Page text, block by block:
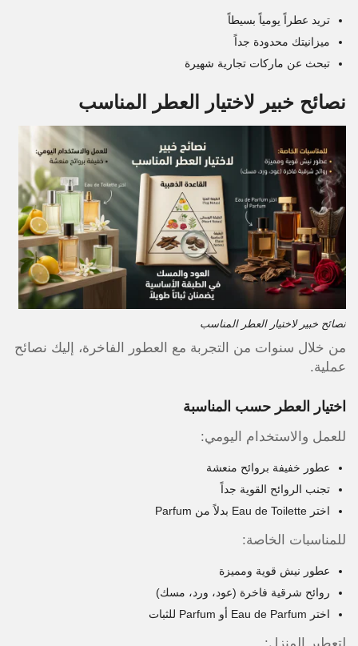
تريد عطراً يومياً بسيطاً
ميزانيتك محدودة جداً
تبحث عن ماركات تجارية شهيرة
نصائح خبير لاختيار العطر المناسب
نصائح خبير لاختيار العطر المناسب
من خلال سنوات من التجربة مع العطور الفاخرة، إليك نصائح
عملية.
اختيار العطر حسب المناسبة
للعمل والاستخدام اليومي:
عطور خفيفة بروائح منعشة
تجنب الروائح القوية جداً
اختر Eau de Toilette بدلاً من Parfum
للمناسبات الخاصة:
عطور نيش قوية ومميزة
روائح شرقية فاخرة (عود، ورد، مسك)
اختر Eau de Parfum أو Parfum للثبات
لتعطير المنزل: